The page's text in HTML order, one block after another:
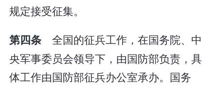
规定接受征集。
第四条 全国的征兵工作，在国务院、中
央军事委员会领导下，由国防部负责，具
体工作由国防部征兵办公室承办。国务